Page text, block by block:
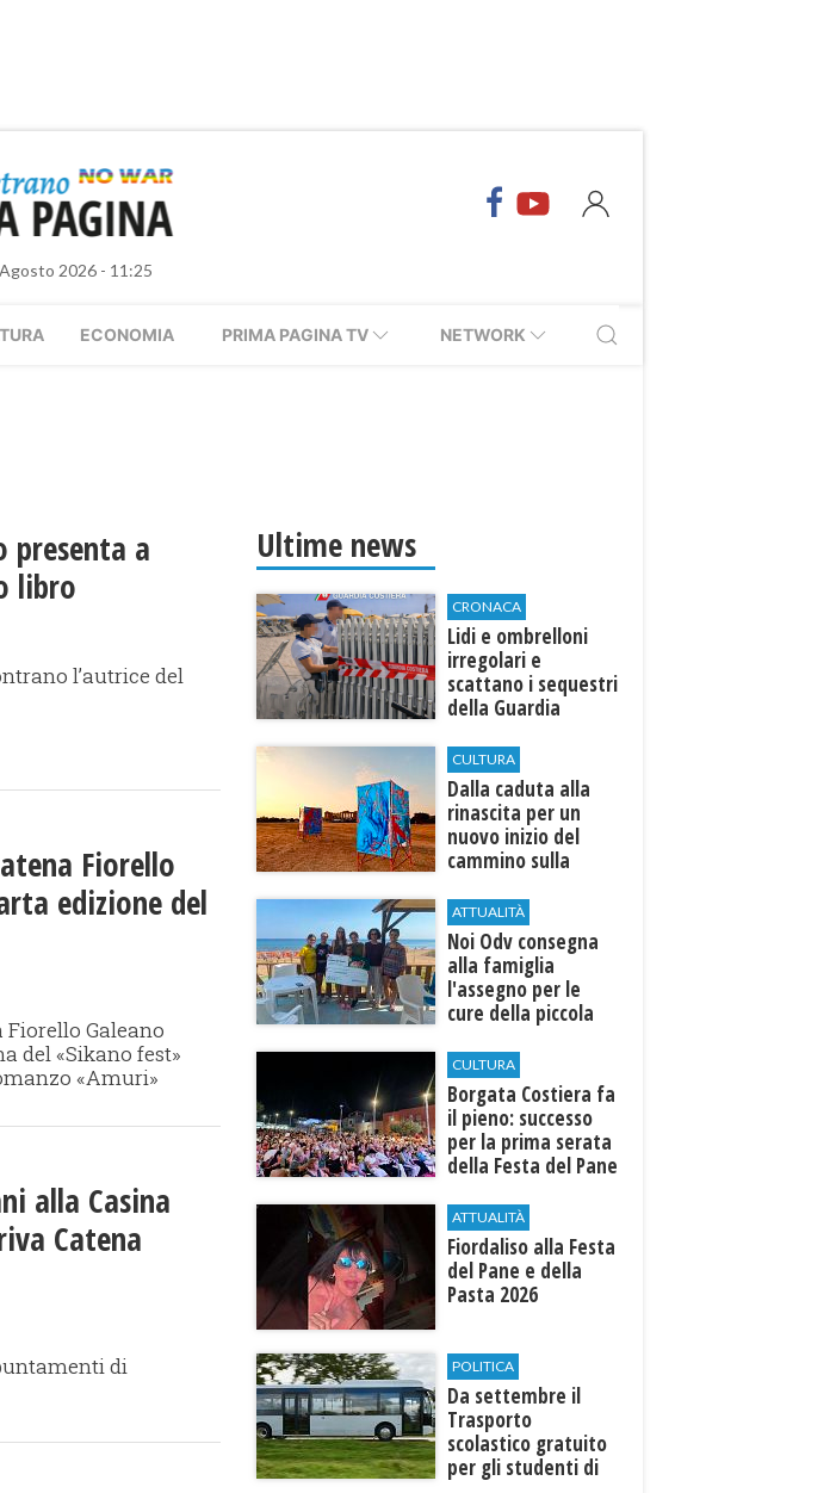
2026 - 11:25
ECONOMIA PRIMA PAGINA TV NETWORK
presenta a
libro
l’autrice del
Fiorello
edizione del
Galeano
del «Sikano fest»
«Amuri»
alla Casina
Catena
di
Ultime news
CRONACA
Lidi e ombrelloni
irregolari e
scattano i sequestri
della Guardia
CULTURA
Dalla caduta alla
rinascita per un
nuovo inizio del
cammino sulla
ATTUALITÀ
Noi Odv consegna
alla famiglia
l'assegno per le
cure della piccola
CULTURA
​Borgata Costiera fa
il pieno: successo
per la prima serata
della Festa del Pane
ATTUALITÀ
Fiordaliso alla Festa
del Pane e della
Pasta 2026
POLITICA
Da settembre il
Trasporto
scolastico gratuito
per gli studenti di